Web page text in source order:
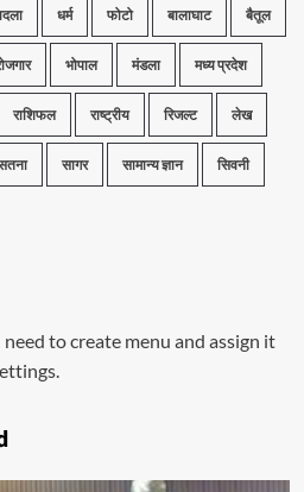
धर्म फोटो बालाघाट बैतूल
भोपाल मंडला मध्य प्रदेश
राशिफल राष्ट्रीय रिजल्ट लेख
सागर सामान्य ज्ञान सिवनी
to create menu and assign it